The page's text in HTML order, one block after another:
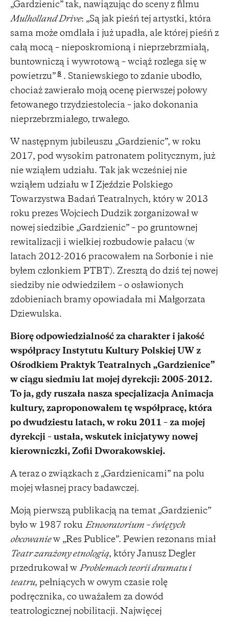
„Gardzienic” tak, nawiązując do sceny z filmu
Mulholland Drive: „Są jak pieśń tej artystki, która
sama może omdlała i już upadła, ale której pieśń z
całą mocą – nieposkromioną i nieprzebrzmiałą,
buntowniczą i wywrotową – wciąż rozlega się w
powietrzu” 8 . Staniewskiego to zdanie ubodło,
chociaż zawierało moją ocenę pierwszej połowy
fetowanego trzydziestolecia – jako dokonania
nieprzebrzmiałego, trwałego.
W następnym jubileuszu „Gardzienic”, w roku
2017, pod wysokim patronatem politycznym, już
nie wziąłem udziału. Tak jak wcześniej nie
wziąłem udziału w I Zjeździe Polskiego
Towarzystwa Badań Teatralnych, który w 2013
roku prezes Wojciech Dudzik zorganizował w
nowej siedzibie „Gardzienic” – po gruntownej
rewitalizacji i wielkiej rozbudowie pałacu (w
latach 2012-2016 pracowałem na Sorbonie i nie
byłem członkiem PTBT). Zresztą do dziś tej nowej
siedziby nie odwiedziłem – o osławionych
zdobieniach bramy opowiadała mi Małgorzata
Dziewulska.
Biorę odpowiedzialność za charakter i jakość
współpracy Instytutu Kultury Polskiej UW z
Ośrodkiem Praktyk Teatralnych „Gardzienice”
w ciągu siedmiu lat mojej dyrekcji: 2005-2012.
To ja, gdy ruszała nasza specjalizacja Animacja
kultury, zaproponowałem tę współpracę, która
po dwudziestu latach, w roku 2011 – za mojej
dyrekcji – ustała, wskutek inicjatywy nowej
kierowniczki, Zofii Dworakowskiej.
A teraz o związkach z „Gardzienicami” na polu
mojej własnej pracy badawczej.
Moją pierwszą publikacją na temat „Gardzienic”
było w 1987 roku Etnooratorium – świętych
obcowaniew „Res Publice”. Pewien rezonans miał
Teatr zarażony etnologią, który Janusz Degler
przedrukował w Problemach teorii dramatu i
teatru, pełniących w owym czasie rolę
podręcznika, co uważałem za dowód
teatrologicznej nobilitacji. Najwięcej